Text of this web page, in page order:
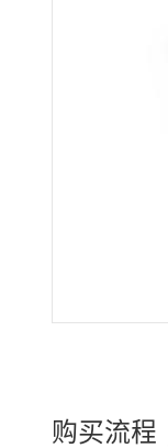
购买流程